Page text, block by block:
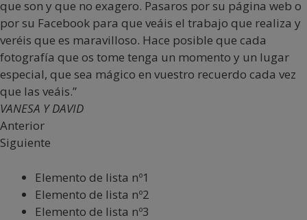
que son y que no exagero. Pasaros por su página web o
por su Facebook para que veáis el trabajo que realiza y
veréis que es maravilloso. Hace posible que cada
fotografía que os tome tenga un momento y un lugar
especial, que sea mágico en vuestro recuerdo cada vez
que las veáis.”
VANESA Y DAVID
Anterior
Siguiente
Elemento de lista nº1
Elemento de lista nº2
Elemento de lista nº3